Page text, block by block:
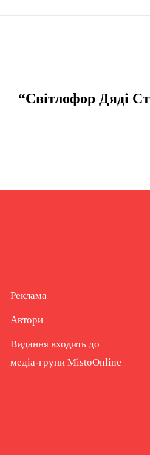
“Світлофор Дяді
Реклама
Автори
Видання входить до
медіа-групи MistoOnline